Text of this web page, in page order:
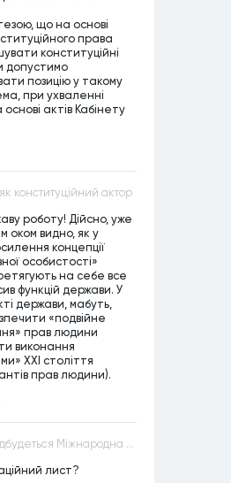
що на основі
права
конституційні
допустимо
позицію у такому
при ухваленні
актів Кабінету
конституційний актор
роботу! Дійсно, уже
оком видно, як у
концепції
особистості»
на себе все
функцій держави. У
держави, мабуть,
«подвійне
прав людини
виконання
ХХІ століття
прав людини).
22 червня відбудеться Міжнародна науково-практична конференція “Конституційна демократія в умовах загроз територіальній цілісності та національній безпеці”
лист?